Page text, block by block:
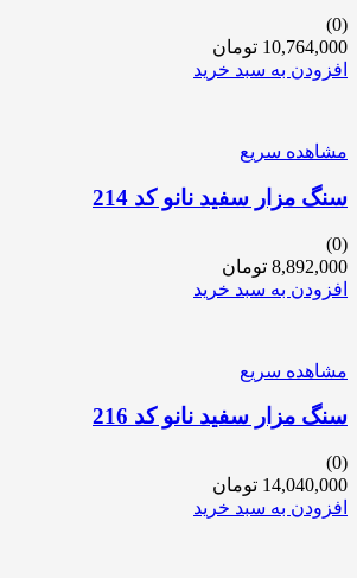
(0)
10,764,000 تومان
افزودن به سبد خرید
مشاهده سریع
سنگ مزار سفید نانو کد 214
(0)
8,892,000 تومان
افزودن به سبد خرید
مشاهده سریع
سنگ مزار سفید نانو کد 216
(0)
14,040,000 تومان
افزودن به سبد خرید